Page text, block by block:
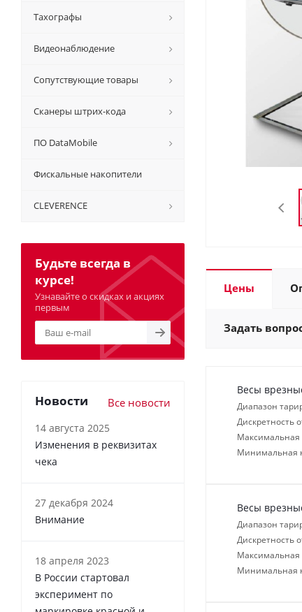
Цены
Задать
Весы
Диапазон
Дискретность
Максимальная
Минимальная
Весы
Диапазон
Дискретность
Максимальная
Минимальная
Тахографы
Видеонаблюдение
Сопутствующие товары
Сканеры штрих-кода
ПО DataMobile
Фискальные накопители
CLEVERENCE
Будьте всегда в
курсе!
Узнавайте о скидках и акциях
первым
Новости Все новости
14 августа 2025
Изменения в реквизитах
чека
27 декабря 2024
Внимание
18 апреля 2023
В России cтартовал
эксперимент по